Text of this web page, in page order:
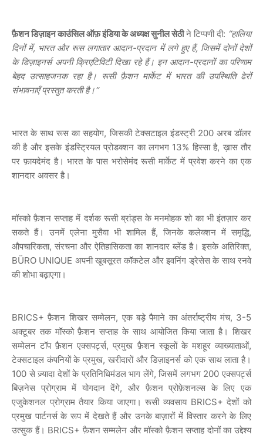
फ़ैशन डिज़ाइन काउंसिल ऑफ़ इंडिया के अध्यक्ष सुनील सेठीने टिप्पणी दी: “हालिया
दिनों में, भारत और रूस लगातार आदान-प्रदान में लगे हुए हैं, जिसमें दोनों देशों
के डिज़ाइनर्स अपनी क्रिएटिविटी दिखा रहे हैं। इन आदान-प्रदानों का परिणाम
बेहद उत्साहजनक रहा है। रूसी फ़ैशन मार्केट में भारत की उपस्थिति ढेरों
संभावनाएँ प्रस्तुत करती है।”
भारत के साथ रूस का सहयोग, जिसकी टेक्सटाइल इंडस्ट्री 200 अरब डॉलर
की है और इसके इंडस्ट्रियल प्रोडक्शन का लगभग 13% हिस्सा है, ख़ास तौर
पर फ़ायदेमंद है। भारत के पास भरोसेमंद रूसी मार्केट में प्रवेश करने का एक
शानदार अवसर है।
मॉस्को फ़ैशन सप्ताह में दर्शक रूसी ब्रांड्स के मनमोहक शो का भी इंतज़ार कर
सकते हैं। उनमें एलेना मुसैवा भी शामिल हैं, जिनके कलेक्शन में समृद्धि,
औपचारिकता, संरचना और ऐतिहासिकता का शानदार ब्लेंड है। इसके अतिरिक्त,
BÜRO UNIQUE अपनी खूबसूरत कॉकटेल और इवनिंग ड्रेसेस के साथ रनवे
की शोभा बढ़ाएगा।
BRICS+ फ़ैशन शिखर सम्मेलन, एक बड़े पैमाने का अंतर्राष्ट्रीय मंच, 3-5
अक्टूबर तक मॉस्को फ़ैशन सप्ताह के साथ आयोजित किया जाता है। शिखर
सम्मेलन टॉप फ़ैशन एक्सपर्ट्स, प्रमुख फ़ैशन स्कूलों के मशहूर व्याख्याताओं,
टेक्सटाइल कंपनियों के प्रमुख, खरीदारों और डिज़ाइनर्स को एक साथ लाता है।
100 से ज़्यादा देशों के प्रतिनिधिमंडल भाग लेंगे, जिसमें लगभग 200 एक्सपर्ट्स
बिज़नेस प्रोग्राम में योगदान देंगे, और फ़ैशन प्रोफ़ेशनल्स के लिए एक
एजुकेशनल प्रोग्राम तैयार किया जाएगा। रूसी व्यवसाय BRICS+ देशों को
प्रमुख पार्टनर्स के रूप में देखते हैं और उनके बाज़ारों में विस्तार करने के लिए
उत्सुक हैं। BRICS+ फ़ैशन सम्मलेन और मॉस्को फ़ैशन सप्ताह दोनों का उद्देश्य